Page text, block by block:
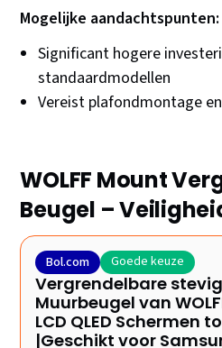
Mogelijke aandachtspunten:
Significant hogere
standaardmodellen
Vereist plafondmontage
WOLFF Mount
Beugel –
Bol.com Goede keuze
Vergrendelbare
Muurbeugel van
LCD QLED Schermen
|Geschikt voor